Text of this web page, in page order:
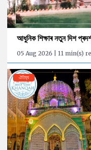
আধুনিক শিক্ষাৰ নতুন দিশ
05 Aug 2026 | 11 min(s)
ঐতিহ্য